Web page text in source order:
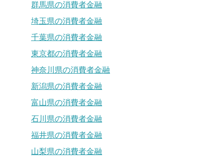
群馬県の消費者金融
埼玉県の消費者金融
千葉県の消費者金融
東京都の消費者金融
神奈川県の消費者金融
新潟県の消費者金融
富山県の消費者金融
石川県の消費者金融
福井県の消費者金融
山梨県の消費者金融